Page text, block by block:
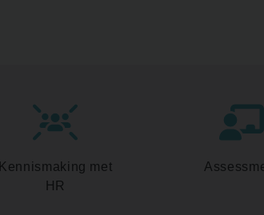
Kennismaking met
HR